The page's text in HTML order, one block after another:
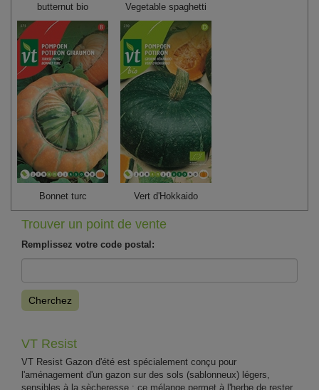
butternut bio Vegetable spaghetti
Bonnet turc Vert d'Hokkaido
Trouver un point de vente
Remplissez votre code postal:
Cherchez
VT Resist
VT Resist Gazon d'été est spécialement conçu pour
l'aménagement d'un gazon sur des sols (sablonneux) légers,
sensibles à la sècheresse : ce mélange permet à l'herbe de rester